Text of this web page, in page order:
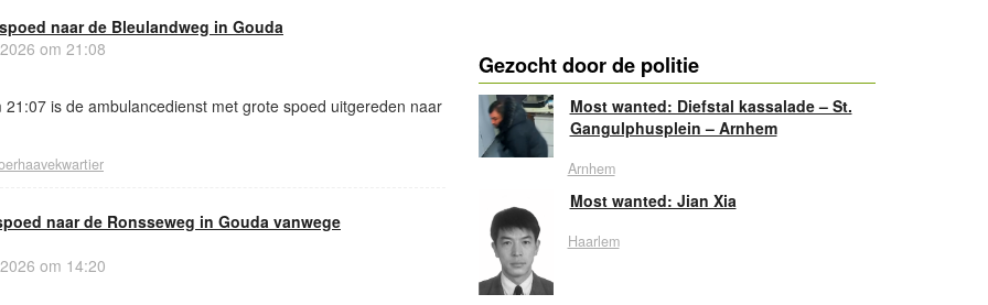
naar de Bleulandweg in Gouda
om 21:08
is de ambulancedienst met grote spoed uitgereden naar
naar de Ronsseweg in Gouda vanwege
om 14:20
Gezocht door de politie
Most wanted: Diefstal kassalade – St.
Gangulphusplein – Arnhem
Arnhem
Most wanted: Jian Xia
Haarlem